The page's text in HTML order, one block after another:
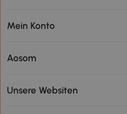
Mein Konto
Aosom
Unsere Websiten